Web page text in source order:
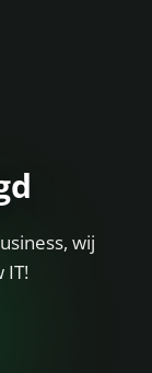
wij
IT!